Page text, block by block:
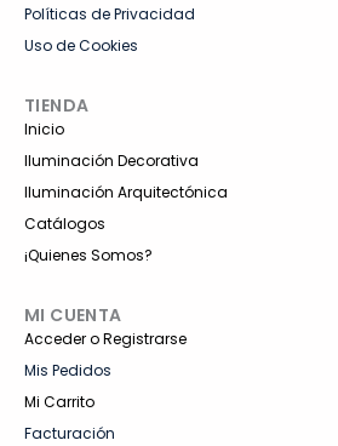
Políticas de Privacidad
Uso de Cookies
TIENDA
Inicio
Iluminación Decorativa
Iluminación Arquitectónica
Catálogos
¡Quienes Somos?
MI CUENTA
Acceder o Registrarse
Mis Pedidos
Mi Carrito
Facturación